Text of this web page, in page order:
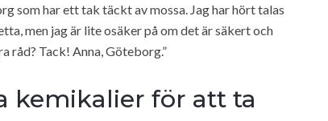
som har ett tak täckt av mossa. Jag har hört talas
men jag är lite osäker på om det är säkert och
råd? Tack! Anna, Göteborg.”
kemikalier för att ta